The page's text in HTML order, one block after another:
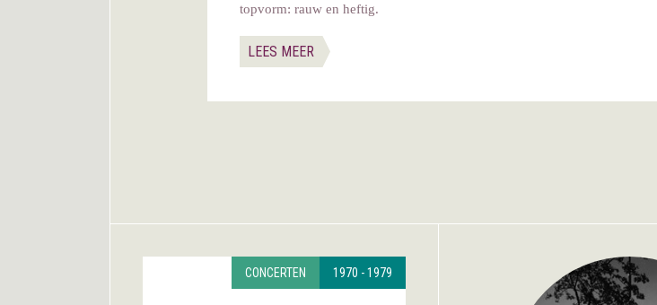
topvorm: rauw en heftig.
LEES MEER
CONCERTEN 1970 - 1979